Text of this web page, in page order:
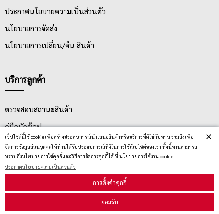
เว็ปไซต์นี้ใช้ cookie เพื่อสร้างประสบการณ์นำเสนอสินค้าหรือบริการที่ดีให้กับท่าน รวมถึงเพื่อ
จัดการข้อมูลส่วนบุคคลให้ท่านได้รับประสบการณ์ที่ดีในการใช้เว็ปไซต์ของเรา ทั้งนี้ท่านสามารถ
ทราบถึงนโยบายการใช้คุกกี้และวิธีการจัดการคุกกี้ ได้ ที่ นโยบายการใช้งาน cookie
ประกาศนโยบายความเป็นส่วนตัว
การตั้งค่าคุกกี้
ยอมรับ
×
- เครื่องเขียนอาทิ ดินสอ ปากกา ยางลบ ไม้บรรทัด อุปกรณ์การเรียน
และเครื่องเขียนอื่น ๆ ขายราคาถูก
สมุดไดอารี่ และอีกมากมาย ราคาถูก มีให้เลือกซื้อหลากหลายรูปแบบ
ครูอาจารย์ และศิลปิน ซื้อไปใช้สร้างสรรค์งานศิลปะของตนได้อย่าง
สวยงาม
- อุปกรณ์ศิลปะอาทิ ขาตั้งวาดภาพ, จานสี, แฟ้มสะสมผลงาน,
เลือกซื้อกันแบบครบครัน
- สินค้าจัดชุดสินค้าที่นำมาจัดชุดขายเฉพาะกิจ
- อื่นๆสินค้าผลิตเกิน ผลิตผิดสเปคจากโรงงาน
เงื่อนไขในการจำหน่ายสินค้าประเภท StationeryMINE Factory
สินค้าที่นำมาจำหน่ายในราคาพิเศษเป็นสินค้าที่อาจจะประกอบด้วย
ประกาศนโยบายความเป็นส่วนตัว
นโยบายการจัดส่ง
นโยบายการเปลี่ยน/คืน สินค้า
บริการลูกค้า
ตรวจสอบสถานะสินค้า
คู่มือนักช้อป
วิธีลบคุกกี้
สมัครรับข่าวสาร